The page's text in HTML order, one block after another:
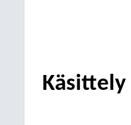
Käsittely